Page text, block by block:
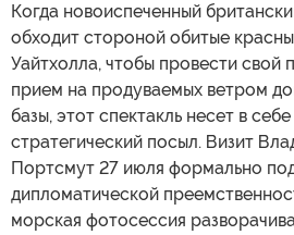
Когда новоиспеченный
обходит стороной обитые
Уайтхолла, чтобы провести свой
прием на продуваемых ветром
базы, этот спектакль несет в
стратегический посыл. Визит
Портсмут 27 июля формально
дипломатической
морская фотосессия